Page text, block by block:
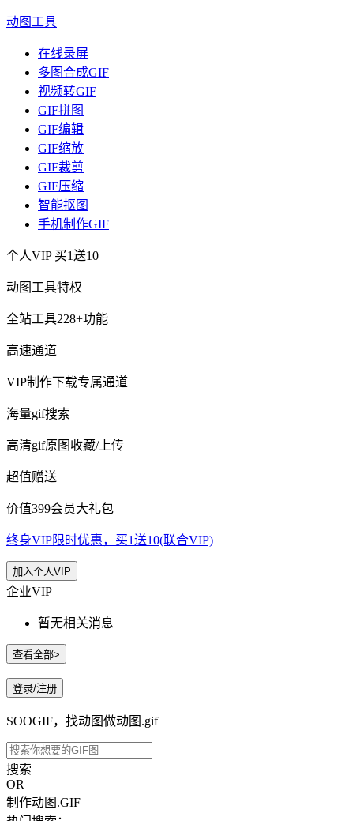
动图工具
在线录屏
多图合成GIF
视频转GIF
GIF拼图
GIF编辑
GIF缩放
GIF裁剪
GIF压缩
智能抠图
手机制作GIF
个人VIP 买1送10
动图工具特权
全站工具228+功能
高速通道
VIP制作下载专属通道
海量gif搜索
高清gif原图收藏/上传
超值赠送
价值399会员大礼包
终身VIP限时优惠，买1送10(联合VIP)
加入个人VIP
企业VIP
暂无相关消息
查看全部>
登录/注册
SOOGIF，找动图做动图.gif
搜索
OR
制作动图.GIF